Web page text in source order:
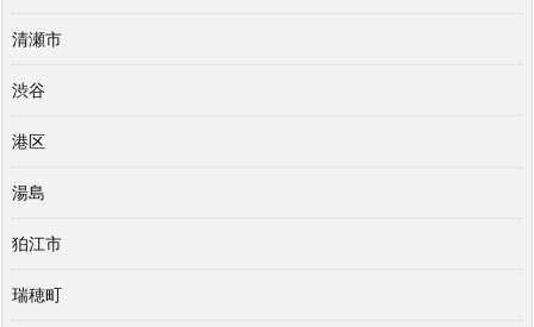
清瀬市
渋谷
港区
湯島
狛江市
瑞穂町